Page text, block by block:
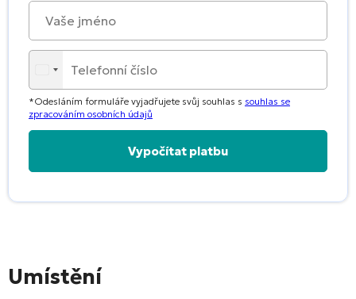
*Odesláním formuláře vyjadřujete svůj souhlas s souhlas se
zpracováním osobních údajů
Umístění